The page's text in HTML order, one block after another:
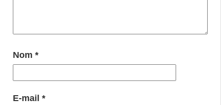
Nom *
E-mail *